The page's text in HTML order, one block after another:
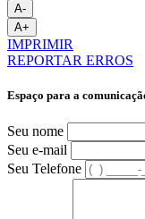
A-
A+
IMPRIMIR
REPORTAR ERROS
Espaço para a
Seu nome
Seu e-mail
Seu Telefone